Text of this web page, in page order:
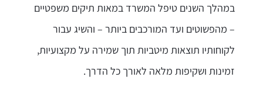
במהלך השנים טיפל המשרד במאות תיקים משפטיים
– מהפשוטים ועד המורכבים ביותר – והשיג עבור
לקוחותיו תוצאות מיטביות תוך שמירה על מקצועיות,
זמינות ושקיפות מלאה לאורך כל הדרך.